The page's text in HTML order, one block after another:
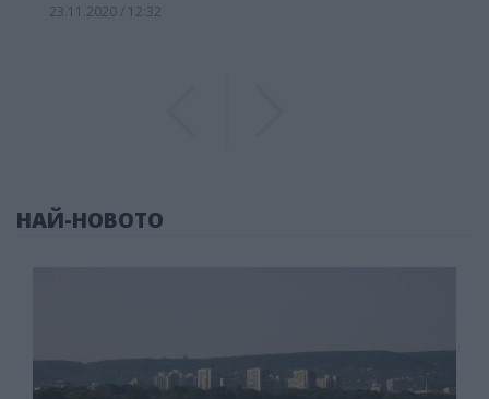
23.11.2020 / 12:32
НАЙ-НОВОТО